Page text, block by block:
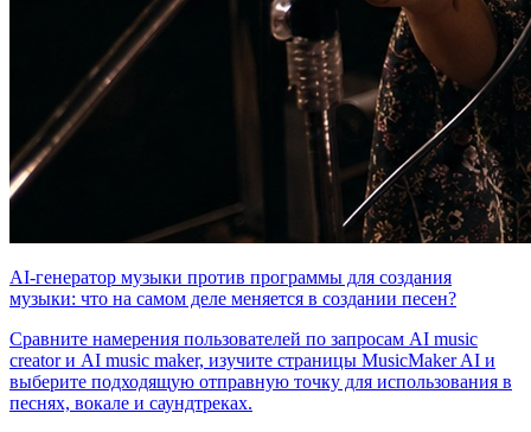
AI-генератор музыки против программы для создания
музыки: что на самом деле меняется в создании песен?
Сравните намерения пользователей по запросам AI music
creator и AI music maker, изучите страницы MusicMaker AI и
выберите подходящую отправную точку для использования в
песнях, вокале и саундтреках.